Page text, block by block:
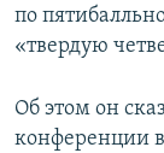
по
«твердую
Об этом он
конференции